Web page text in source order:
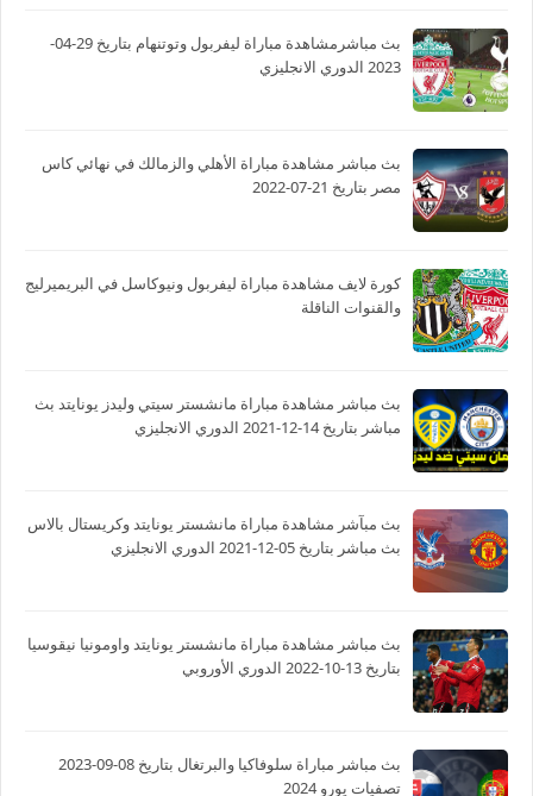
بث مباشرمشاهدة مباراة ليفربول وتوتنهام بتاريخ 29-04-
2023 الدوري الانجليزي
بث مباشر مشاهدة مباراة الأهلي والزمالك في نهائي كاس
مصر بتاريخ 21-07-2022
كورة لايف مشاهدة مباراة ليفربول ونيوكاسل في البريميرليج
والقنوات الناقلة
بث مباشر مشاهدة مباراة مانشستر سيتي وليدز يونايتد بث
مباشر بتاريخ 14-12-2021 الدوري الانجليزي
بث مبآشر مشاهدة مباراة مانشستر يونايتد وكريستال بالاس
بث مباشر بتاريخ 05-12-2021 الدوري الانجليزي
بث مباشر مشاهدة مباراة مانشستر يونايتد واومونيا نيقوسيا
بتاريخ 13-10-2022 الدوري الأوروبي
بث مباشر مباراة سلوفاكيا والبرتغال بتاريخ 08-09-2023
تصفيات يورو 2024